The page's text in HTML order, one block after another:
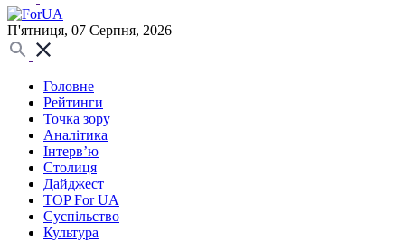
П'ятниця, 07 Серпня, 2026
Головне
Рейтинги
Точка зору
Аналітика
Інтерв’ю
Столиця
Дайджест
TOP For UA
Суспiльство
Культура